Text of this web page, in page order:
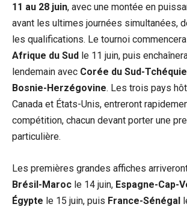
11 au 28 juin, avec une montée en
avant les ultimes journées simultanées,
les qualifications. Le tournoi
Afrique du Sud le 11 juin, puis
lendemain avec Corée du Sud-Tchéquie
Bosnie-Herzégovine. Les trois pays
Canada et États-Unis, entreront
compétition, chacun devant porter une
particulière.
Les premières grandes affiches
Brésil-Maroc le 14 juin, Espagne-Cap-
Égypte le 15 juin, puis France-Sénégal